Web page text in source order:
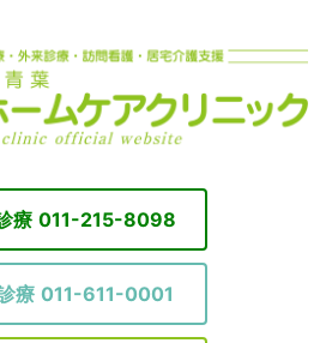
療 011-215-8098
療 011-611-0001